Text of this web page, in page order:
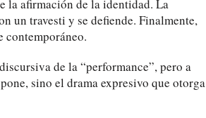
la afirmación de la identidad. La
un travesti y se defiende. Finalmente,
contemporáneo.
de la “performance”, pero a
sino el drama expresivo que otorga